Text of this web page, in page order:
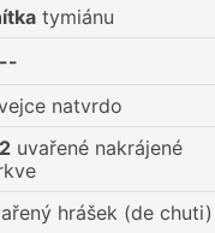
tymiánu
natvrdo
uvařené nakrájené
hrášek (de chuti)